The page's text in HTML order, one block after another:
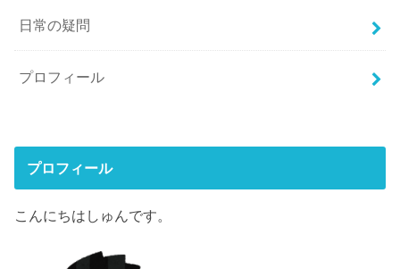
日常の疑問
プロフィール
プロフィール
こんにちはしゅんです。